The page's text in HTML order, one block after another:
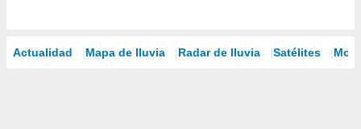
Actualidad Mapa de lluvia Radar de lluvia Satélites